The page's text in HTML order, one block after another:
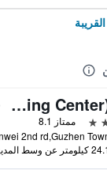
Platinum Apartment Hotel (Zhongshan Guzhen International Lighting Center)
ممتاز 8.1
عن وسط المدينة